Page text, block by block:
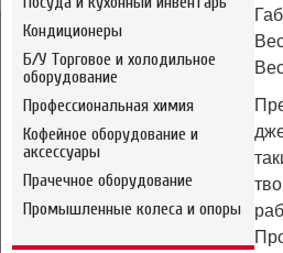
Кондиционеры
Б/У Торговое и холодильное
оборудование
Профессиональная химия
Кофейное оборудование и
аксессуары
Прачечное оборудование
Промышленные колеса и опоры